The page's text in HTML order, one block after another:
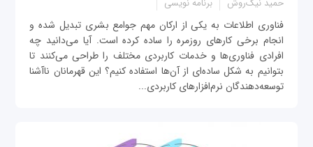
فناوری اطلاعات به یکی از ارکان مهم جوامع بشری تبدیل شده و
انجام برخی کارهای روزمره را ساده کرده است. آیا می‌دانید چه
افرادی فناوری‌ها و خدمات کاربردی مختلف را طراحی می‌کنند تا
بتوانیم به شکل ساده‌ای از آن‌ها استفاده کنیم؟ این قهرمانان ناآشنا
توسعه‌دهندگان نرم‌افزارهای کاربردی...